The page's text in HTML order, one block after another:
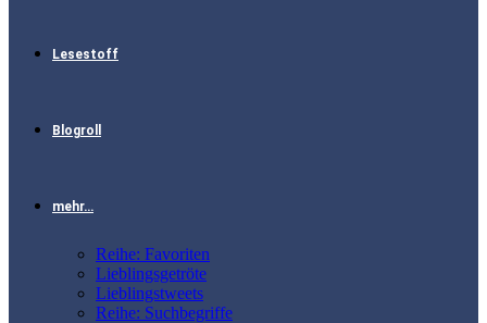
Lesestoff
Blogroll
mehr…
Reihe: Favoriten
Lieblingsgetröte
Lieblingstweets
Reihe: Suchbegriffe